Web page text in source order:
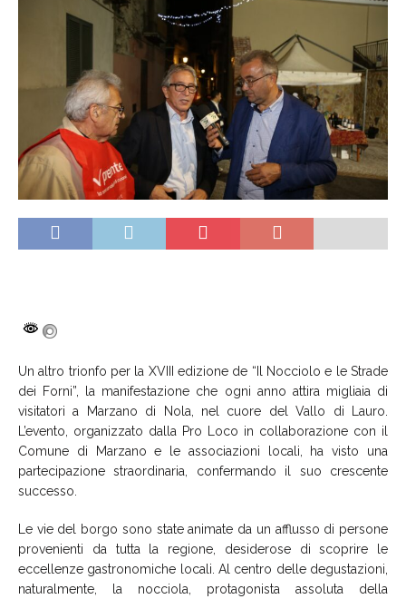
Un altro trionfo per la XVIII edizione de “Il Nocciolo e le Strade
dei Forni”, la manifestazione che ogni anno attira migliaia di
visitatori a Marzano di Nola, nel cuore del Vallo di Lauro.
L’evento, organizzato dalla Pro Loco in collaborazione con il
Comune di Marzano e le associazioni locali, ha visto una
partecipazione straordinaria, confermando il suo crescente
successo.
Le vie del borgo sono state animate da un afflusso di persone
provenienti da tutta la regione, desiderose di scoprire le
eccellenze gastronomiche locali. Al centro delle degustazioni,
naturalmente, la nocciola, protagonista assoluta della